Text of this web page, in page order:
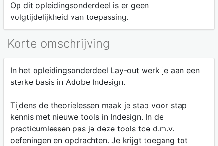
Op dit opleidingsonderdeel is er geen
volgtijdelijkheid van toepassing.
Korte omschrijving
In het opleidingsonderdeel Lay-out werk je aan een
sterke basis in Adobe Indesign.
Tijdens de theorielessen maak je stap voor stap
kennis met nieuwe tools in Indesign. In de
practicumlessen pas je deze tools toe d.m.v.
oefeningen en opdrachten. Je krijgt toegang tot